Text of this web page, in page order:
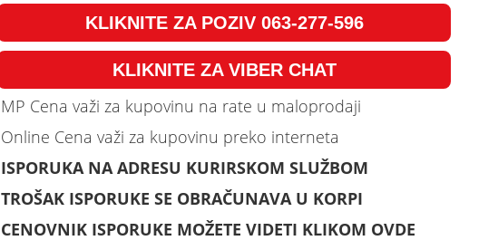
KLIKNITE ZA POZIV 063-277-596
KLIKNITE ZA VIBER CHAT
MP Cena važi za kupovinu na rate u maloprodaji
Online Cena važi za kupovinu preko interneta
ISPORUKA NA ADRESU KURIRSKOM SLUŽBOM
TROŠAK ISPORUKE SE OBRAČUNAVA U KORPI
CENOVNIK ISPORUKE MOŽETE VIDETI KLIKOM OVDE